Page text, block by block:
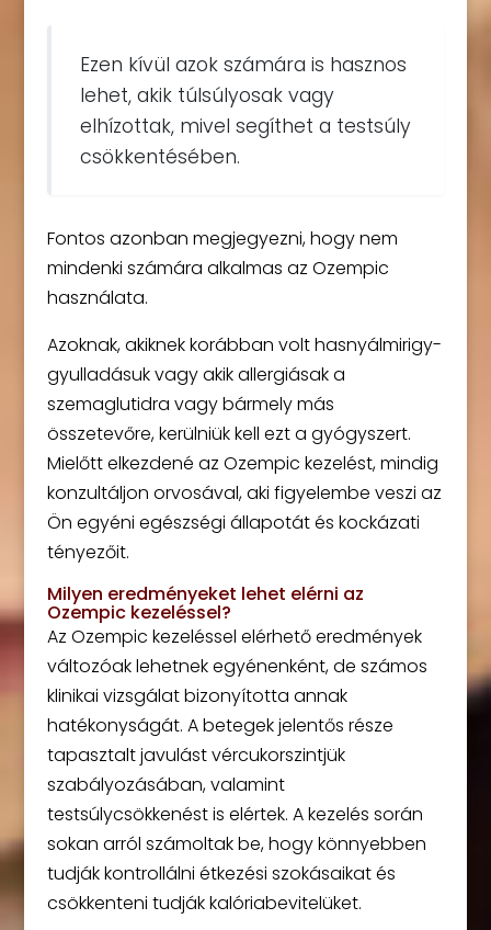
Ezen kívül azok számára is hasznos
lehet, akik túlsúlyosak vagy
elhízottak, mivel segíthet a testsúly
csökkentésében.
Fontos azonban megjegyezni, hogy nem
mindenki számára alkalmas az Ozempic
használata.
Azoknak, akiknek korábban volt hasnyálmirigy-
gyulladásuk vagy akik allergiásak a
szemaglutidra vagy bármely más
összetevőre, kerülniük kell ezt a gyógyszert.
Mielőtt elkezdené az Ozempic kezelést, mindig
konzultáljon orvosával, aki figyelembe veszi az
Ön egyéni egészségi állapotát és kockázati
tényezőit.
Milyen eredményeket lehet elérni az
Ozempic kezeléssel?
Az Ozempic kezeléssel elérhető eredmények
változóak lehetnek egyénenként, de számos
klinikai vizsgálat bizonyította annak
hatékonyságát. A betegek jelentős része
tapasztalt javulást vércukorszintjük
szabályozásában, valamint
testsúlycsökkenést is elértek. A kezelés során
sokan arról számoltak be, hogy könnyebben
tudják kontrollálni étkezési szokásaikat és
csökkenteni tudják kalóriabevitelüket.